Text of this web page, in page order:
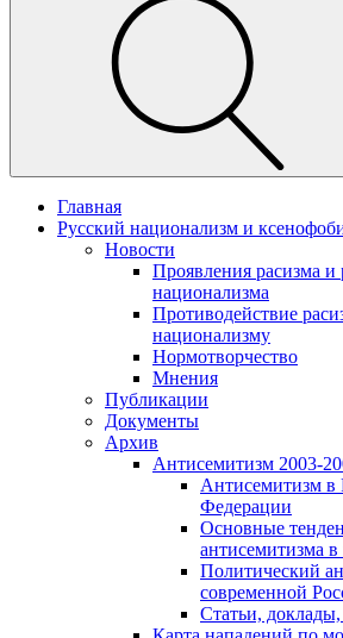
Главная
Русский национализм и
Новости
Проявления расизма и
национализма
Противодействие
национализму
Нормотворчество
Мнения
Публикации
Документы
Архив
Антисемитизм 2003-
Антисемитизм в
Федерации
Основные
антисемитизма
Политический
современной
Статьи,